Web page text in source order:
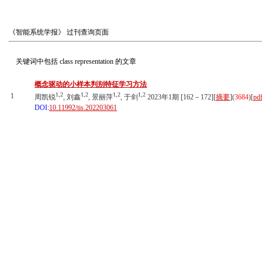
《智能系统学报》 过刊查询页面
关键词中包括 class representation 的文章
1
概念驱动的小样本判别特征学习方法
周凯锐1,2, 刘鑫1,2, 景丽萍1,2, 于剑 1,2 2023年1期 [162－172][摘要](3684)[pdf
DOI:10.11992/tis.202203061